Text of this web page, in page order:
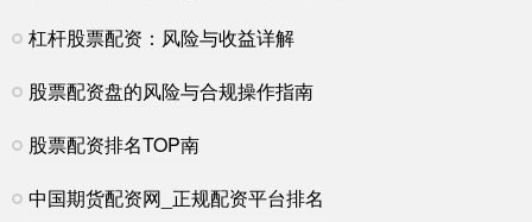
杠杆股票配资：风险与收益详解
股票配资盘的风险与合规操作指南
股票配资排名TOP南
中国期货配资网_正规配资平台排名